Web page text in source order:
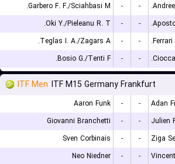
Garbero F. F./Sciahbasi M. - -
Oki Y./Pieleanu R. T.
- -
Teglas I. A./Zagars A.
- -
Ferrari
Bosio G./Tenti F.
- -
ITF Men ITF M15 Germany Frankfurt
Aaron Funk - -
Adan
Giovanni Branchetti
- -
Julien
Sven Corbinais
- -
Ziga
Neo Niedner
- -